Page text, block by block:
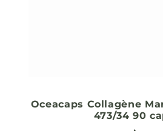
Oceacaps Collagène
473/34 90